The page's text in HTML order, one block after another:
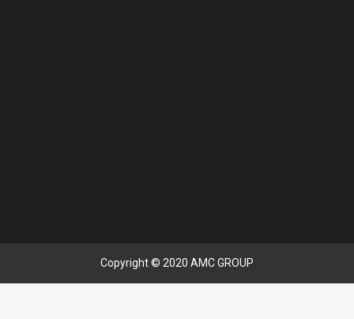
Copyright © 2020 AMC GROUP